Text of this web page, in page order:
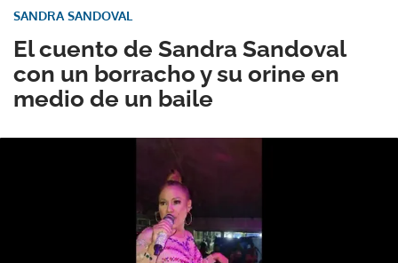
El cuento de Sandra Sandoval
con un borracho y su orine en
medio de un baile
SANDRA SANDOVAL